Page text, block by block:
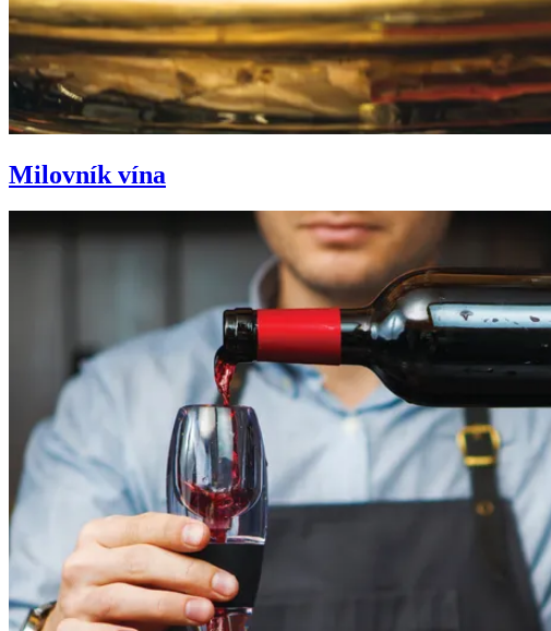
Milovník vína